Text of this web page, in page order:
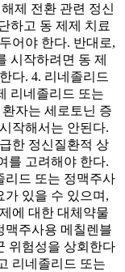
제 전환 관련 정신
하고 동 제제 치료
어야 한다. 반대로,
시작하려면 동 제
다. 4. 리네졸리드
리네졸리드 또는
자는 세로토닌 증
작해서는 안된다.
한 정신질환적 상
를 고려해야 한다.
리드 또는 정맥주사
가 있을 수 있으며,
에 대한 대체약물
맥주사용 메칠렌블
위험성을 상회한다
리네졸리드 또는